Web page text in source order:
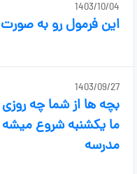
1403/10/04
این فرمول رو به
1403/09/27
بچه ها از شما چه
ما یکشنبه شروع میشه
مدرسه